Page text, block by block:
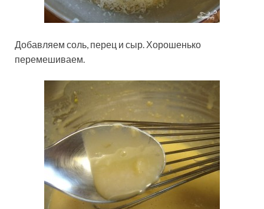
Добавляем соль, перец и сыр. Хорошенько
перемешиваем.